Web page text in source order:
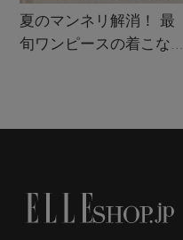
夏のマンネリ解消！ 最
旬ワンピースの着こなし